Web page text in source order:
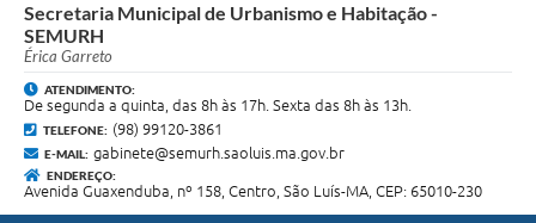
Secretaria Municipal de Urbanismo e Habitação -
SEMURH
Érica Garreto
ATENDIMENTO:
De segunda a quinta, das 8h às 17h. Sexta das 8h às 13h.
TELEFONE: (98) 99120-3861
E-MAIL: gabinete@semurh.saoluis.ma.gov.br
ENDEREÇO:
Avenida Guaxenduba, nº 158, Centro, São Luís-MA, CEP: 65010-230